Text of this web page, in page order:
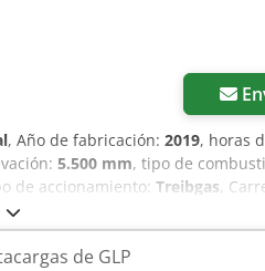
, Año de fabricación: 2019, horas
5.500 mm, tipo de
de accionamiento: Treibgas,
kg Dodpjymtwhsfx Aa Deck
Superelástico Tamaño de
60 - 80% Tipo de neumáticos
de GLP